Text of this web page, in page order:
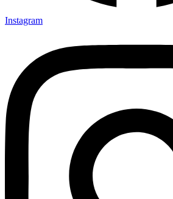
Instagram